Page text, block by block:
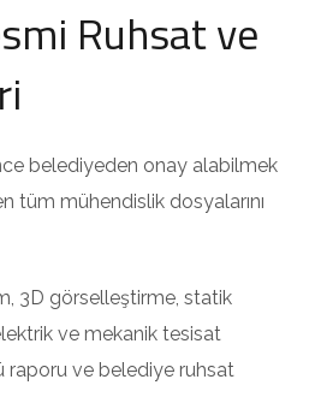
Ruhsat ve
belediyeden onay alabilmek
tüm mühendislik dosyalarını
3D görselleştirme, statik
ve mekanik tesisat
raporu ve belediye ruhsat